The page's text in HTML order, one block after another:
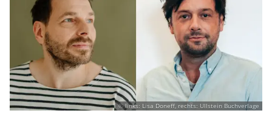
© links: Lisa Doneff, rechts: Ullstein Buchverlage